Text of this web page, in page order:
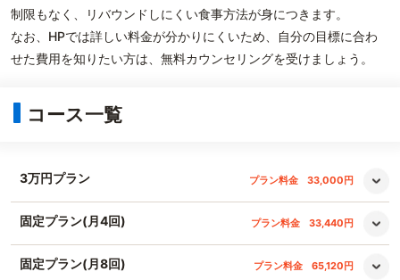
制限もなく、リバウンドしにくい食事方法が身につきます。
なお、HPでは詳しい料金が分かりにくいため、自分の目標に合わ
せた費用を知りたい方は、無料カウンセリングを受けましょう。
コース一覧
3万円プラン プラン料金 33,000円
固定プラン(月4回) プラン料金 33,440円
固定プラン(月8回) プラン料金 65,120円